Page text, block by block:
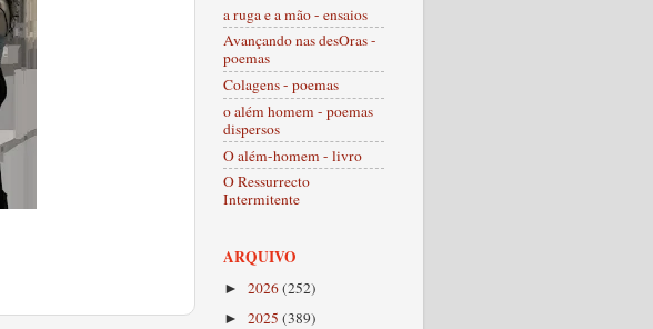
a ruga e a mão - ensaios
Avançando nas desOras -
poemas
Colagens - poemas
o além homem - poemas
dispersos
O além-homem - livro
O Ressurrecto
Intermitente
ARQUIVO
► 2026(252)
► 2025 (389)